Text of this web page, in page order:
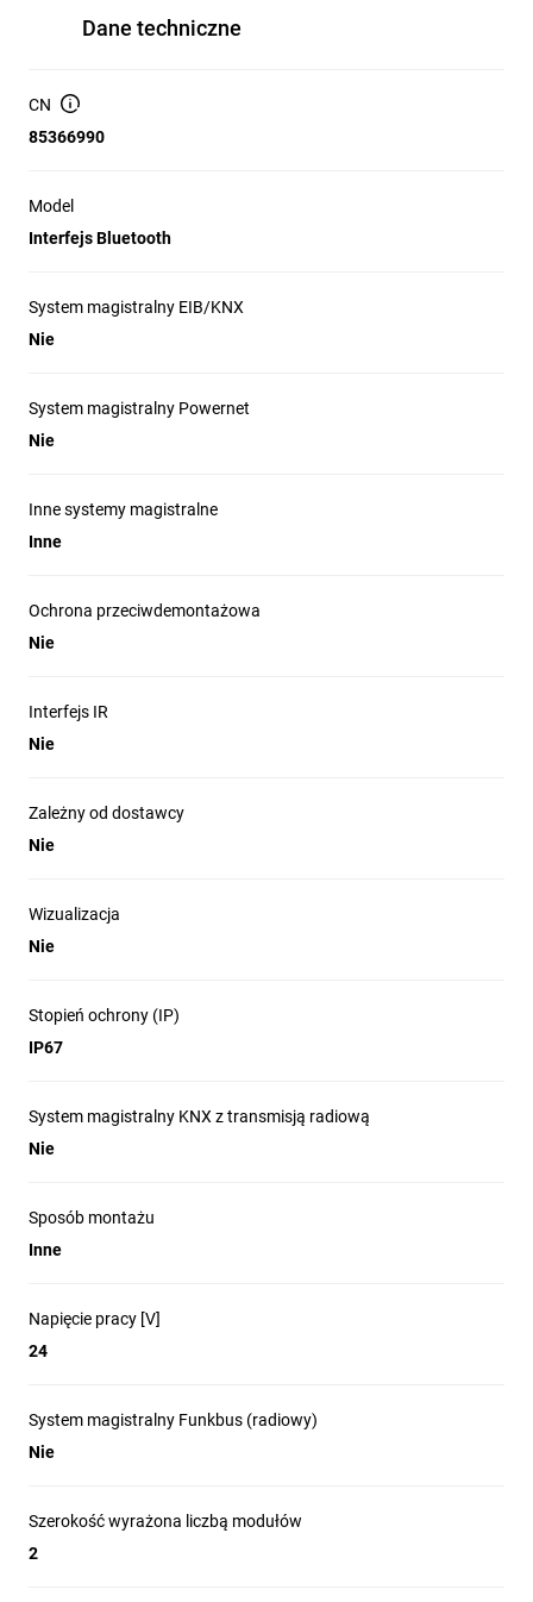
Dane techniczne
CN
85366990
Model
Interfejs Bluetooth
System magistralny EIB/KNX
Nie
System magistralny Powernet
Nie
Inne systemy magistralne
Inne
Ochrona przeciwdemontażowa
Nie
Interfejs IR
Nie
Zależny od dostawcy
Nie
Wizualizacja
Nie
Stopień ochrony (IP)
IP67
System magistralny KNX z transmisją radiową
Nie
Sposób montażu
Inne
Napięcie pracy [V]
24
System magistralny Funkbus (radiowy)
Nie
Szerokość wyrażona liczbą modułów
2